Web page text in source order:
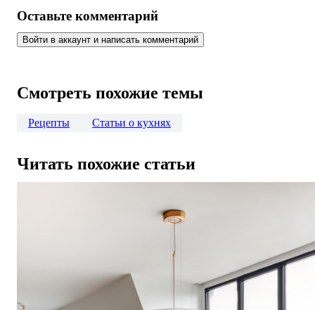
Оставьте комментарий
Войти в аккаунт и написать комментарий
Смотреть похожие темы
Рецепты Статьи о кухнях
Читать похожие статьи